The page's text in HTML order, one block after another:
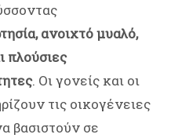
ανοιχτό μυαλό,
πλούσιες
. Οι γονείς και οι
τις οικογένειες
βασιστούν σε